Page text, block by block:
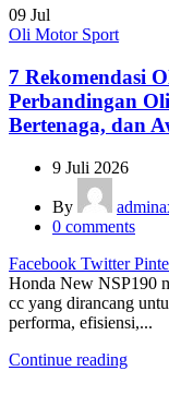
09 Jul
Oli Motor Sport
7 Rekomendasi
Perbandingan
Bertenaga, dan
9 Juli 2026
By
0 comments
Facebook Twitter
Honda New NSP190
cc yang dirancang
performa, efisiensi,...
Continue reading